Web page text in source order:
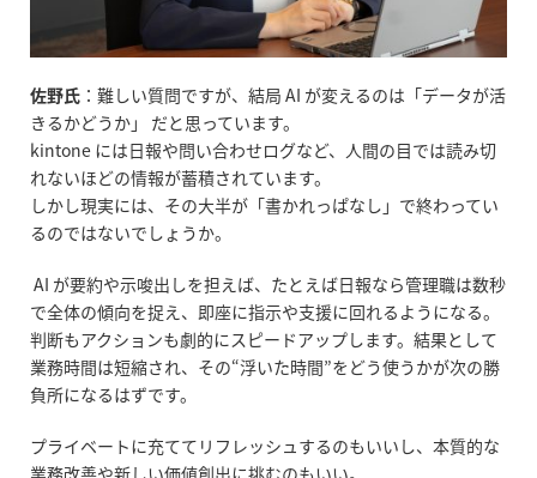
佐野氏 ：難しい質問ですが、結局 AI が変えるのは「データが活
きるかどうか」 だと思っています。
kintone には日報や問い合わせログなど、人間の目では読み切
れないほどの情報が蓄積されています。
しかし現実には、その大半が「書かれっぱなし」で終わってい
るのではないでしょうか。
AI が要約や示唆出しを担えば、たとえば日報なら管理職は数秒
で全体の傾向を捉え、即座に指示や支援に回れるようになる。
判断もアクションも劇的にスピードアップします。結果として
業務時間は短縮され、その“浮いた時間”をどう使うかが次の勝
負所になるはずです。
プライベートに充ててリフレッシュするのもいいし、本質的な
業務改善や新しい価値創出に挑むのもいい。